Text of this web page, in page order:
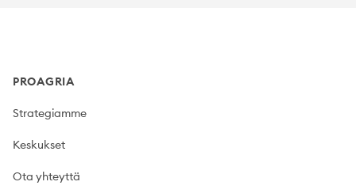
PROAGRIA
Strategiamme
Keskukset
Ota yhteyttä